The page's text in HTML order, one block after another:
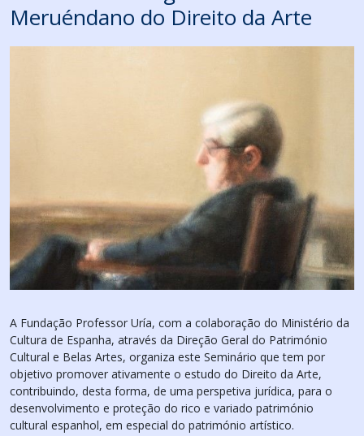
Meruéndano do Direito da Arte
A Fundação Professor Uría, com a colaboração do Ministério da
Cultura de Espanha, através da Direção Geral do Património
Cultural e Belas Artes, organiza este Seminário que tem por
objetivo promover ativamente o estudo do Direito da Arte,
contribuindo, desta forma, de uma perspetiva jurídica, para o
desenvolvimento e proteção do rico e variado património
cultural espanhol, em especial do património artístico.